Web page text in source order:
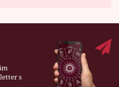
s